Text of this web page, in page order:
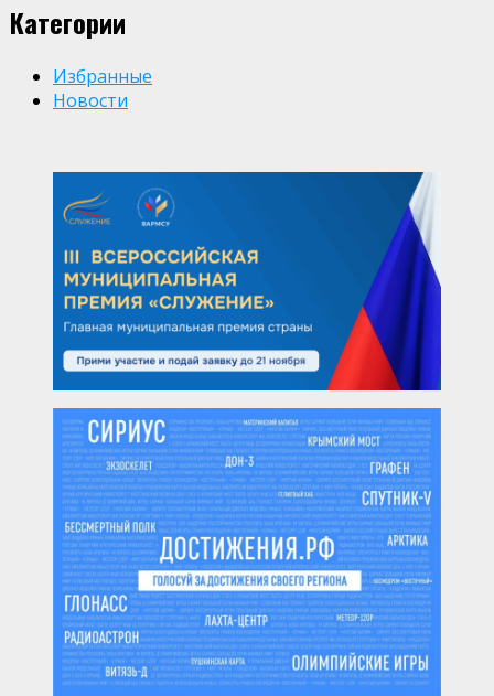
Категории
Избранные
Новости